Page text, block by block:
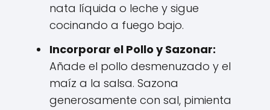
nata líquida o leche y sigue
cocinando a fuego bajo.
Incorporar el Pollo y Sazonar:
Añade el pollo desmenuzado y el
maíz a la salsa. Sazona
generosamente con sal, pimienta